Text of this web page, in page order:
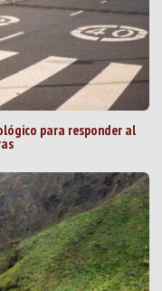
para responder al